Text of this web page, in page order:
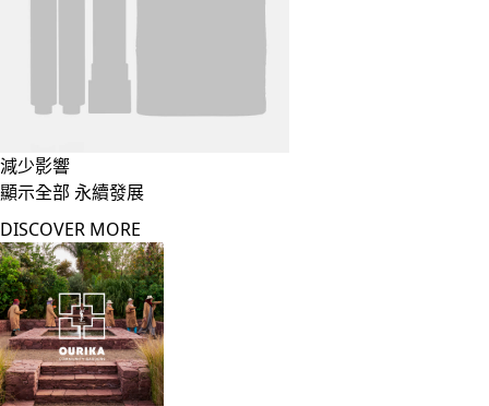
減少影響
顯示全部 永續發展
DISCOVER MORE